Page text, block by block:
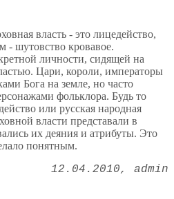
власть - это лицедейство,
- шутовство кровавое.
личности, сидящей на
Цари, короли, императоры
Бога на земле, но часто
фольклора. Будь то
или русская народная
власти представали в
их деяния и атрибуты. Это
понятным.
12.04.2010 admin